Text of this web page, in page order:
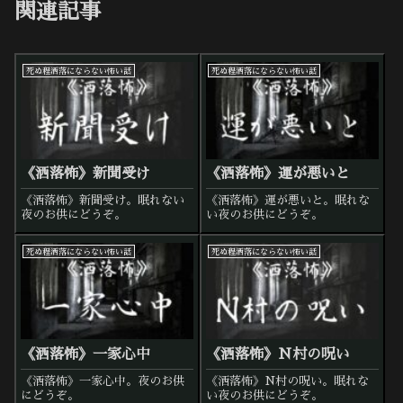
関連記事
死ぬ程洒落にならない怖い話
《洒落怖》新聞受け
《洒落怖》新聞受け。眠れない
夜のお供にどうぞ。
死ぬ程洒落にならない怖い話
《洒落怖》運が悪いと
《洒落怖》運が悪いと。眠れな
い夜のお供にどうぞ。
死ぬ程洒落にならない怖い話
《洒落怖》一家心中
《洒落怖》一家心中。夜のお供
にどうぞ。
死ぬ程洒落にならない怖い話
《洒落怖》N村の呪い
《洒落怖》N村の呪い。眠れな
い夜のお供にどうぞ。